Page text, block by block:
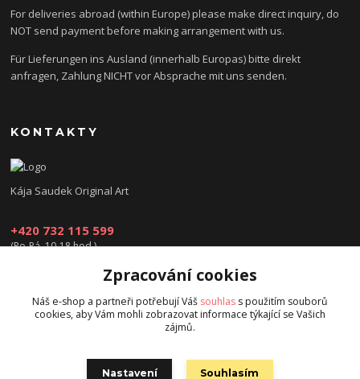
For deliveries abroad (within Europe) please make direct inquiry, do
NOT send payment before making arrangement with us.
Für Lieferungen ins Ausland (innerhalb Europas) bitte direkt
anfragen, Zahlung NICHT vor Absprache mit uns senden.
KONTAKTY
Kája Saudek Original Art
+420 732 115 599
(Po-Pá, 10-18 hod.)
obchod@kajasaudek.cz
Zpracování cookies
Náš e-shop a partneři potřebují Váš souhlas s použitím souborů
cookies, aby Vám mohli zobrazovat informace týkající se Vašich
zájmů.
Nastavení Souhlasím